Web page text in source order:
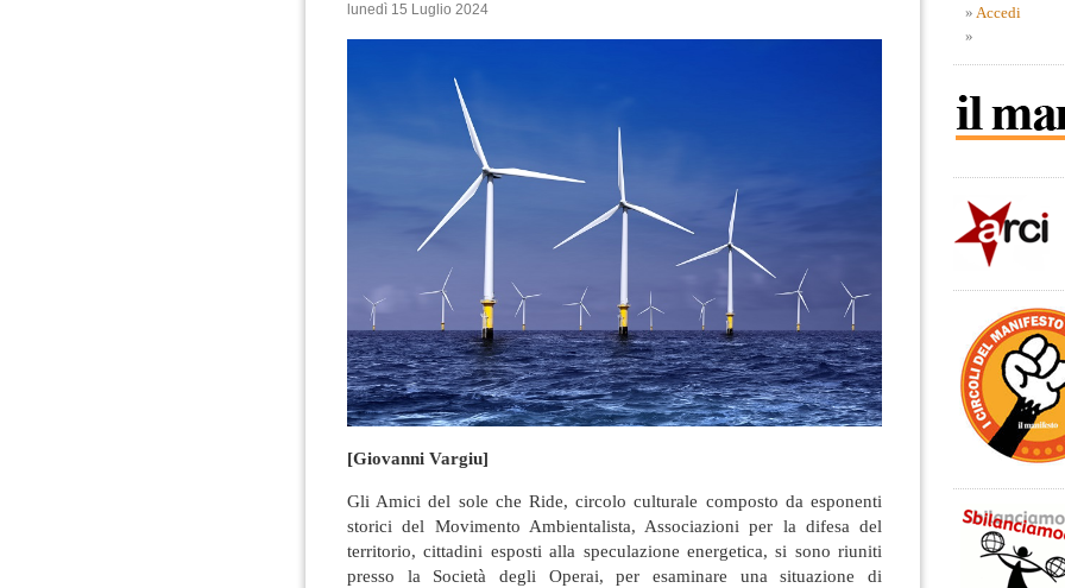
lunedì 15 Luglio 2024
[Giovanni Vargiu]
Gli Amici del sole che Ride, circolo culturale composto da esponenti
storici del Movimento Ambientalista, Associazioni per la difesa del
territorio, cittadini esposti alla speculazione energetica, si sono riuniti
presso la Società degli Operai, per esaminare una situazione di
Accedi